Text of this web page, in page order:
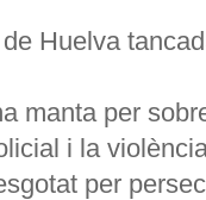
Huelva
manta per
i la
per